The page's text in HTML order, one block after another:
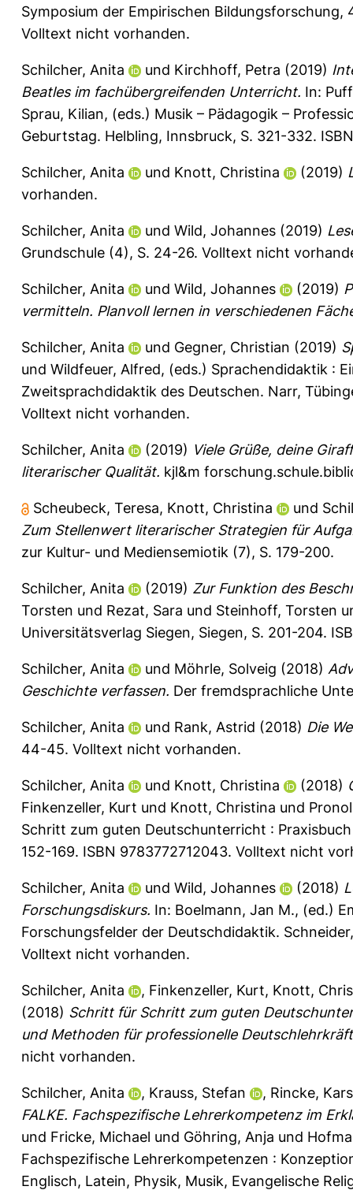
Symposium der Empirischen
Volltext nicht vorhanden.
Schilcher, Anita und Kirchhoff, Petra (2019)
Beatles im fachübergreifenden Unterricht. In:
Sprau, Kilian, (eds.) Musik – Pädagogik –
Geburtstag. Helbling, Innsbruck, S. 321-332.
Schilcher, Anita und Knott, Christina (2019)
vorhanden.
Schilcher, Anita und Wild, Johannes (2019)
Grundschule (4), S. 24-26. Volltext nicht
Schilcher, Anita und Wild, Johannes (2019)
vermitteln. Planvoll lernen in verschiedenen
Schilcher, Anita und Gegner, Christian (2019)
und Wildfeuer, Alfred, (eds.) Sprachendidaktik :
Zweitsprachdidaktik des Deutschen. Narr,
Volltext nicht vorhanden.
Schilcher, Anita (2019) Viele Grüße, deine
literarischer Qualität. kjl&m
Scheubeck, Teresa, Knott, Christina und
Zum Stellenwert literarischer Strategien für
zur Kultur- und Mediensemiotik (7), S. 179-200.
Schilcher, Anita (2019) Zur Funktion des
Torsten und Rezat, Sara und Steinhoff, Torsten
Universitätsverlag Siegen, Siegen, S. 201-204.
Schilcher, Anita und Möhrle, Solveig (2018)
Geschichte verfassen. Der fremdsprachliche
Schilcher, Anita und Rank, Astrid (2018) Die
44-45. Volltext nicht vorhanden.
Schilcher, Anita und Knott, Christina (2018)
Finkenzeller, Kurt und Knott, Christina und
Schritt zum guten Deutschunterricht :
152-169. ISBN 9783772712043. Volltext nicht
Schilcher, Anita und Wild, Johannes (2018)
Forschungsdiskurs. In: Boelmann, Jan M., (ed.)
Forschungsfelder der Deutschdidaktik.
Volltext nicht vorhanden.
Schilcher, Anita , Finkenzeller, Kurt, Knott,
(2018) Schritt für Schritt zum guten
und Methoden für professionelle
nicht vorhanden.
Schilcher, Anita , Krauss, Stefan , Rincke,
FALKE. Fachspezifische Lehrerkompetenz im
und Fricke, Michael und Göhring, Anja und
Fachspezifische Lehrerkompetenzen :
Englisch, Latein, Physik, Musik, Evangelische